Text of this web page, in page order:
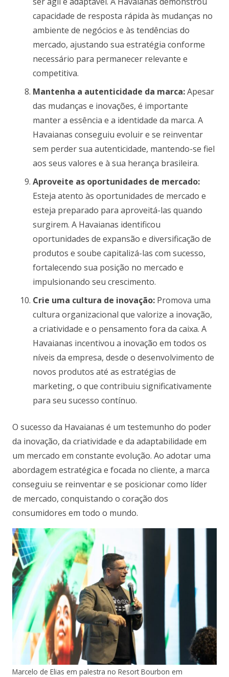
capacidade de resposta rápida às mudanças no
ambiente de negócios e às tendências do
mercado, ajustando sua estratégia conforme
necessário para permanecer relevante e
competitiva.
Mantenha a autenticidade da marca:Apesar
das mudanças e inovações, é importante
manter a essência e a identidade da marca. A
Havaianas conseguiu evoluir e se reinventar
sem perder sua autenticidade, mantendo-se fiel
aos seus valores e à sua herança brasileira.
Aproveite as oportunidades de mercado:
Esteja atento às oportunidades de mercado e
esteja preparado para aproveitá-las quando
surgirem. A Havaianas identificou
oportunidades de expansão e diversificação de
produtos e soube capitalizá-las com sucesso,
fortalecendo sua posição no mercado e
impulsionando seu crescimento.
Crie uma cultura de inovação: Promova uma
cultura organizacional que valorize a inovação,
a criatividade e o pensamento fora da caixa. A
Havaianas incentivou a inovação em todos os
níveis da empresa, desde o desenvolvimento de
novos produtos até as estratégias de
marketing, o que contribuiu significativamente
para seu sucesso contínuo.
O sucesso da Havaianas é um testemunho do poder
da inovação, da criatividade e da adaptabilidade em
um mercado em constante evolução. Ao adotar uma
abordagem estratégica e focada no cliente, a marca
conseguiu se reinventar e se posicionar como líder
de mercado, conquistando o coração dos
consumidores em todo o mundo.
Marcelo de Elias em palestra no Resort Bourbon em